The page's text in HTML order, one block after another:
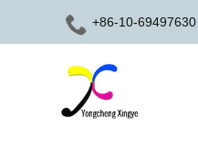
+86-10-69497630